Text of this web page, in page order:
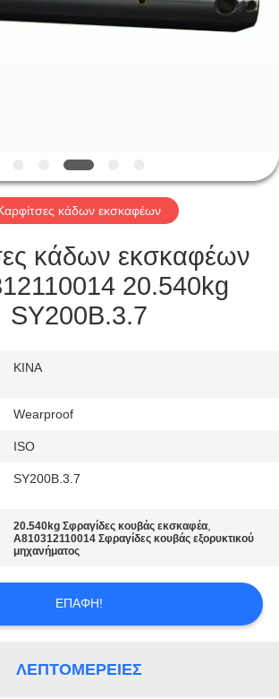
κάδων εκσκαφέων
κάδων εκσκαφέων
20.540kg
SY200B.3.7
ΚΙΝΑ
Wearproof
ISO
SY200B.3.7
20.540kg Σφραγίδες κουβάς εκσκαφέα,
Α810312110014 Σφραγίδες κουβάς εξορυκτικού
μηχανήματος
ΕΠΑΦΉ!
ΛΕΠΤΟΜΈΡΕΙΕΣ